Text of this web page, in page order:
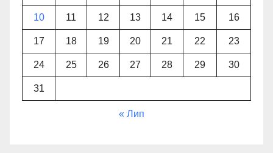
10 11 12 13 14 15 16
17 18 19 20 21 22 23
24 25 26 27 28 29 30
31
« Лип